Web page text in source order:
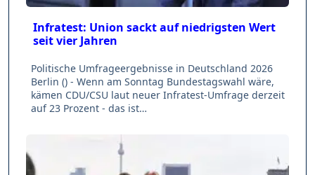
Infratest: Union sackt auf niedrigsten Wert
seit vier Jahren
Politische Umfrageergebnisse in Deutschland 2026
Berlin () - Wenn am Sonntag Bundestagswahl wäre,
kämen CDU/CSU laut neuer Infratest-Umfrage derzeit
auf 23 Prozent - das ist…